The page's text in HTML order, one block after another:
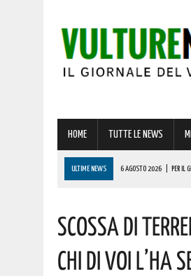
HOME TUTTE LE NEWS
ULTIME NEWS 6 AGOSTO 2026 PER IL
6 AGOSTO 2026 | MELFI: MINACCIAVA DI
6 AGOSTO 2026 BASILICATA: PER LE
SCOSSA DI
CHI DI VOI L’HA